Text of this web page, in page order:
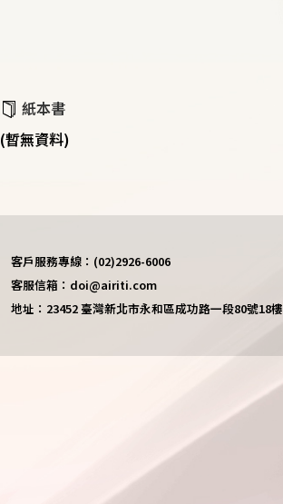
紙本書
(暫無資料)
客戶服務專線：(02)2926-6006
客服信箱：doi@airiti.com
地址：23452 臺灣新北市永和區成功路一段80號18樓